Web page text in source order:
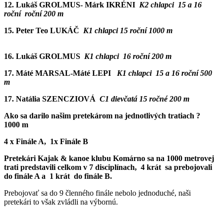
12. Lukáš GROLMUS- Márk IKRÉNI K2 chlapci 15 a 16
roční roční 200 m
15. Peter Teo LUKÁČ K1 chlapci 15 roční 1000 m
16. Lukáš GROLMUS K1 chlapci 16 roční 200 m
17. Máté MARSAL-Máté LEPI K1 chlapci 15 a 16 roční 500
m
17. Natália SZENCZIOVÁ C1 dievčatá 15 ročné 200 m
Ako sa darilo našim pretekárom na jednotlivých tratiach ?
1000 m
4 x Finále A, 1x Finále B
Pretekári Kajak & kanoe klubu Komárno sa na 1000 metrovej
trati predstavili celkom v 7 disciplínach, 4 krát sa prebojovali
do finále A a 1 krát do finále B.
Prebojovať sa do 9 členného finále nebolo jednoduché, naši
pretekári to však zvládli na výbornú.